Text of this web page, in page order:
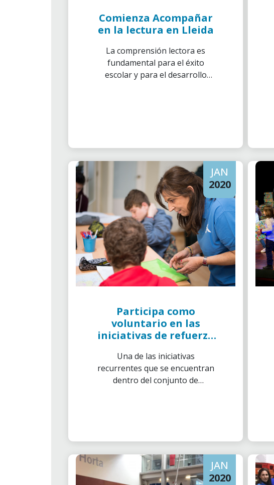
Comienza Acompañar
en la lectura en Lleida
La comprensión lectora es
fundamental para el éxito
escolar y para el desarrollo
en la Asociación de Voluntarios
de ”la Caixa”.
JAN
2020
Participa como
voluntario en las
iniciativas de refuerzo
Una de las iniciativas
recurrentes que se encuentran
dentro del conjunto de
en riesgo de exclusión.
JAN
2020